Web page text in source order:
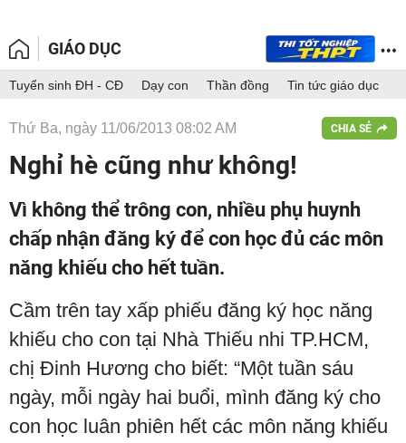
GIÁO DỤC
Tuyển sinh ĐH - CĐ Dạy con Thần đồng Tin tức giáo dục
Thứ Ba, ngày 11/06/2013 08:02 AM CHIA SẺ
Nghỉ hè cũng như không!
Vì không thể trông con, nhiều phụ huynh
chấp nhận đăng ký để con học đủ các môn
năng khiếu cho hết tuần.
Cầm trên tay xấp phiếu đăng ký học năng
khiếu cho con tại Nhà Thiếu nhi TP.HCM,
chị Đinh Hương cho biết: “Một tuần sáu
ngày, mỗi ngày hai buổi, mình đăng ký cho
con học luân phiên hết các môn năng khiếu